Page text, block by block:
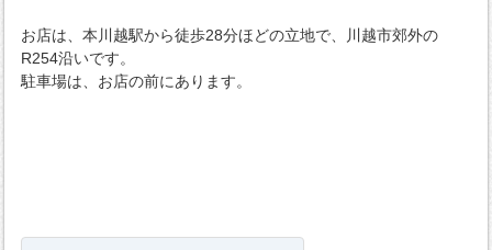
お店は、本川越駅から徒歩28分ほどの立地で、川越市郊外の
R254沿いです。
駐車場は、お店の前にあります。